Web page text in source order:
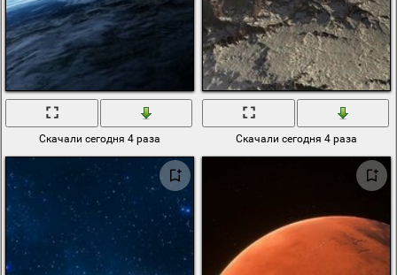
Скачали сегодня 4 раза Скачали сегодня 4 раза